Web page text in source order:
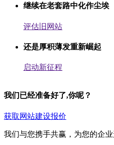
继续在老套路中化作尘埃
评估旧网站
还是厚积薄发重新崛起
启动新征程
我们已经准备好了,你呢？
获取网站建设报价
我们与您携手共赢，为您的企业